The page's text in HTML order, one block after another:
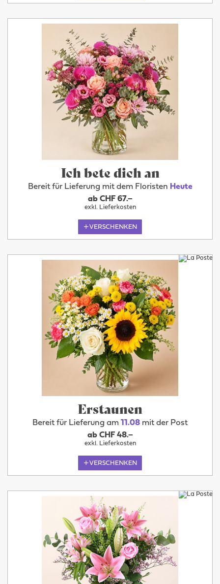
Ich bete dich an
Bereit für Lieferung mit dem Floristen Heute
ab CHF 67.–
exkl. Lieferkosten
VERSCHENKEN
Erstaunen
Bereit für Lieferung am 11.08 mit der Post
ab CHF 48.–
exkl. Lieferkosten
VERSCHENKEN